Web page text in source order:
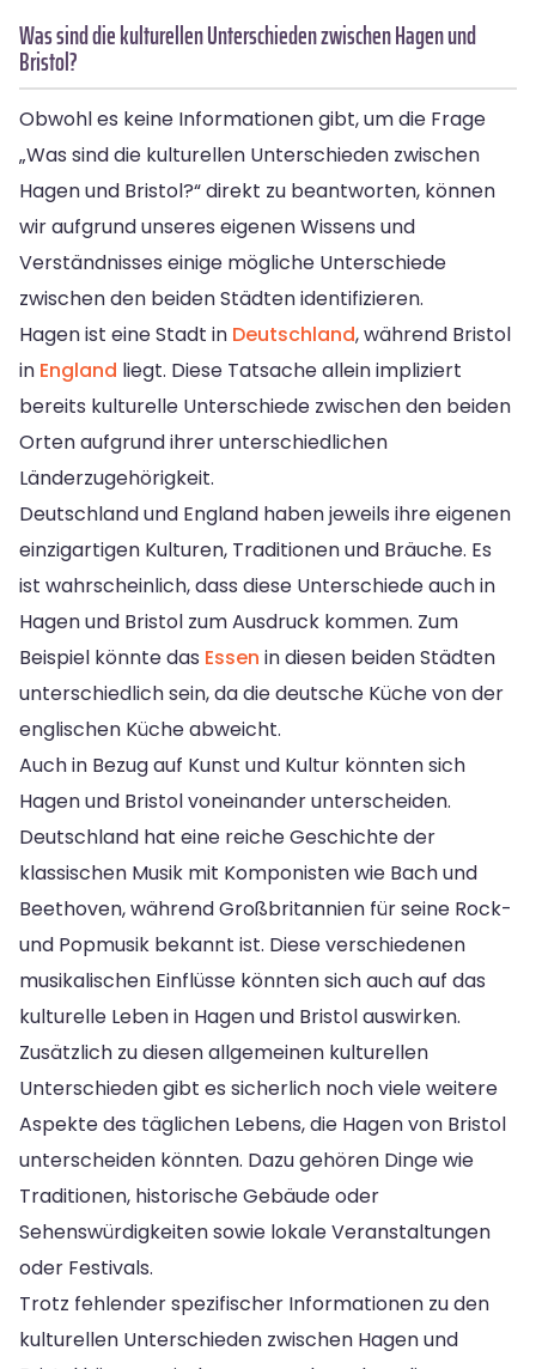
Was sind die kulturellen Unterschieden zwischen Hagen und
Bristol?
Obwohl es keine Informationen gibt, um die Frage
„Was sind die kulturellen Unterschieden zwischen
Hagen und Bristol?“ direkt zu beantworten, können
wir aufgrund unseres eigenen Wissens und
Verständnisses einige mögliche Unterschiede
zwischen den beiden Städten identifizieren.
Hagen ist eine Stadt in Deutschland, während Bristol
in England liegt. Diese Tatsache allein impliziert
bereits kulturelle Unterschiede zwischen den beiden
Orten aufgrund ihrer unterschiedlichen
Länderzugehörigkeit.
Deutschland und England haben jeweils ihre eigenen
einzigartigen Kulturen, Traditionen und Bräuche. Es
ist wahrscheinlich, dass diese Unterschiede auch in
Hagen und Bristol zum Ausdruck kommen. Zum
Beispiel könnte das Essen in diesen beiden Städten
unterschiedlich sein, da die deutsche Küche von der
englischen Küche abweicht.
Auch in Bezug auf Kunst und Kultur könnten sich
Hagen und Bristol voneinander unterscheiden.
Deutschland hat eine reiche Geschichte der
klassischen Musik mit Komponisten wie Bach und
Beethoven, während Großbritannien für seine Rock-
und Popmusik bekannt ist. Diese verschiedenen
musikalischen Einflüsse könnten sich auch auf das
kulturelle Leben in Hagen und Bristol auswirken.
Zusätzlich zu diesen allgemeinen kulturellen
Unterschieden gibt es sicherlich noch viele weitere
Aspekte des täglichen Lebens, die Hagen von Bristol
unterscheiden könnten. Dazu gehören Dinge wie
Traditionen, historische Gebäude oder
Sehenswürdigkeiten sowie lokale Veranstaltungen
oder Festivals.
Trotz fehlender spezifischer Informationen zu den
kulturellen Unterschieden zwischen Hagen und